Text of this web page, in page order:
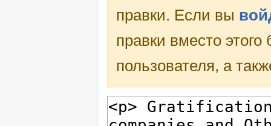
правки. Если вы
правки вместо
пользователя, а